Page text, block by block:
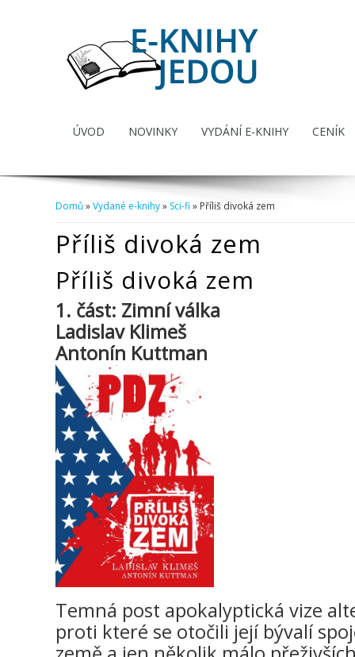
ÚVOD NOVINKY VYDÁNÍ E-KNIHY CENÍK
Domů»Vydané e-knihy» Sci-fi » Příliš divoká zem
Příliš divoká zem
Příliš divoká zem
1. část: Zimní válka
Ladislav Klimeš
Antonín Kuttman
Temná post apokalyptická vize
proti které se otočili její bývalí